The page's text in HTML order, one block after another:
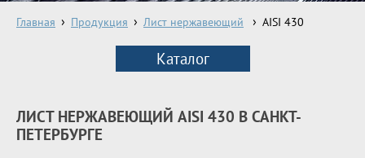
Главная Продукция Лист нержавеющий AISI 430
Каталог
ЛИСТ НЕРЖАВЕЮЩИЙ AISI 430 В САНКТ-
ПЕТЕРБУРГЕ